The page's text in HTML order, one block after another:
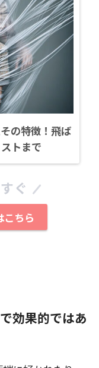
の特徴！飛ば
トまで
ぐ
こちら
効果的ではあ